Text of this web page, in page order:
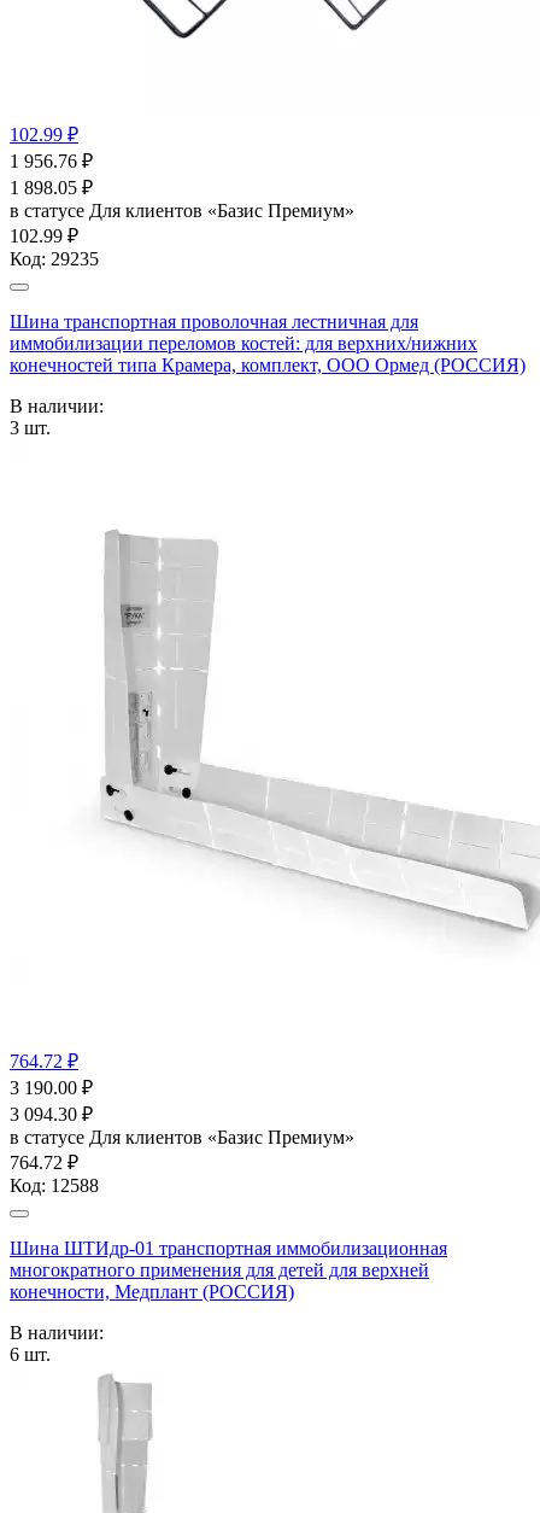
102.99 ₽
1 956.76 ₽
1 898.05 ₽
в статусе Для клиентов «Базис Премиум»
102.99 ₽
Код: 29235
Шина транспортная проволочная лестничная для
иммобилизации переломов костей: для верхних/нижних
конечностей типа Крамера, комплект, ООО Ормед (РОССИЯ)
В наличии:
3 шт.
764.72 ₽
3 190.00 ₽
3 094.30 ₽
в статусе Для клиентов «Базис Премиум»
764.72 ₽
Код: 12588
Шина ШТИдр-01 транспортная иммобилизационная
многократного применения для детей для верхней
конечности, Медплант (РОССИЯ)
В наличии:
6 шт.